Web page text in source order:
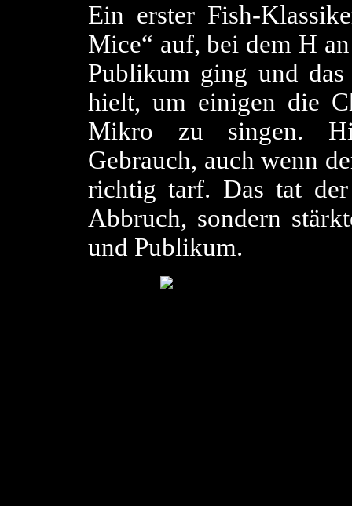
Ein erster Fish-
Mice“ auf, bei dem H
Publikum ging und
hielt, um einigen die
Mikro zu singen.
Gebrauch, auch wenn
richtig tarf. Das tat
Abbruch, sondern
und Publikum.